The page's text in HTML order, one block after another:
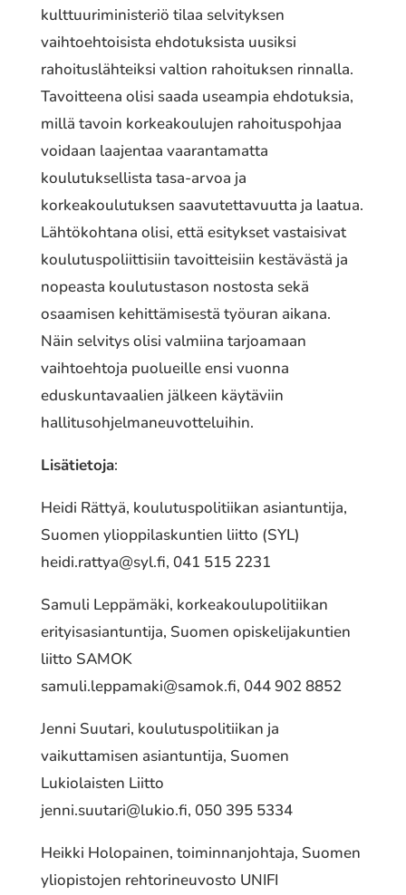
kulttuuriministeriö tilaa selvityksen
vaihtoehtoisista ehdotuksista uusiksi
rahoituslähteiksi valtion rahoituksen rinnalla.
Tavoitteena olisi saada useampia ehdotuksia,
millä tavoin korkeakoulujen rahoituspohjaa
voidaan laajentaa vaarantamatta
koulutuksellista tasa-arvoa ja
korkeakoulutuksen saavutettavuutta ja laatua.
Lähtökohtana olisi, että esitykset vastaisivat
koulutuspoliittisiin tavoitteisiin kestävästä ja
nopeasta koulutustason nostosta sekä
osaamisen kehittämisestä työuran aikana.
Näin selvitys olisi valmiina tarjoamaan
vaihtoehtoja puolueille ensi vuonna
eduskuntavaalien jälkeen käytäviin
hallitusohjelmaneuvotteluihin.
Lisätietoja:
Heidi Rättyä, koulutuspolitiikan asiantuntija,
Suomen ylioppilaskuntien liitto (SYL)
heidi.rattya@syl.fi, 041 515 2231
Samuli Leppämäki, korkeakoulupolitiikan
erityisasiantuntija, Suomen opiskelijakuntien
liitto SAMOK
samuli.leppamaki@samok.fi, 044 902 8852
Jenni Suutari, koulutuspolitiikan ja
vaikuttamisen asiantuntija, Suomen
Lukiolaisten Liitto
jenni.suutari@lukio.fi, 050 395 5334
Heikki Holopainen, toiminnanjohtaja, Suomen
yliopistojen rehtorineuvosto UNIFI